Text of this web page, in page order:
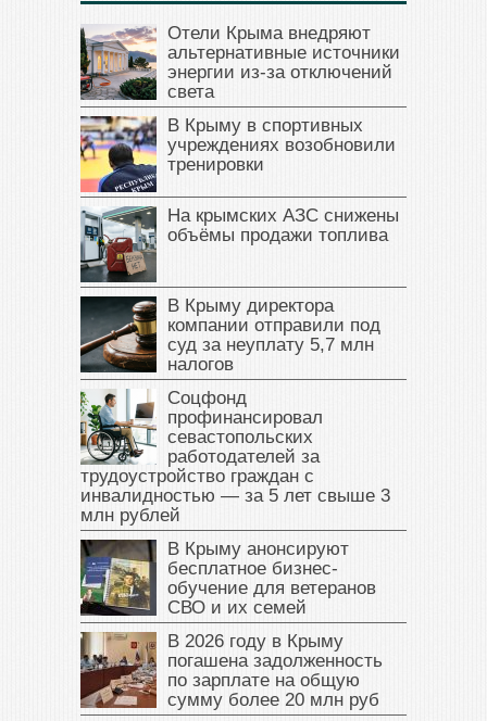
Отели Крыма внедряют
альтернативные источники
энергии из-за отключений
света
В Крыму в спортивных
учреждениях возобновили
тренировки
На крымских АЗС снижены
объёмы продажи топлива
В Крыму директора
компании отправили под
суд за неуплату 5,7 млн
налогов
Соцфонд
профинансировал
севастопольских
работодателей за
трудоустройство граждан с
инвалидностью — за 5 лет свыше 3
млн рублей
В Крыму анонсируют
бесплатное бизнес-
обучение для ветеранов
СВО и их семей
В 2026 году в Крыму
погашена задолженность
по зарплате на общую
сумму более 20 млн руб